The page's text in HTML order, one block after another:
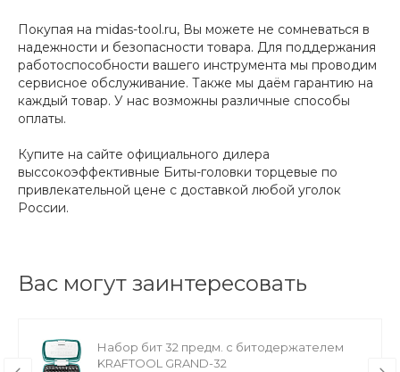
Покупая на midas-tool.ru, Вы можете не сомневаться в
надежности и безопасности товара. Для поддержания
работоспособности вашего инструмента мы проводим
сервисное обслуживание. Также мы даём гарантию на
каждый товар. У нас возможны различные способы
оплаты.
Купите на сайте официального дилера
выссокоэффективные Биты-головки торцевые по
привлекательной цене с доставкой любой уголок
России.
Вас могут заинтересовать
Набор бит 32 предм. с битодержателем
KRAFTOOL GRAND-32